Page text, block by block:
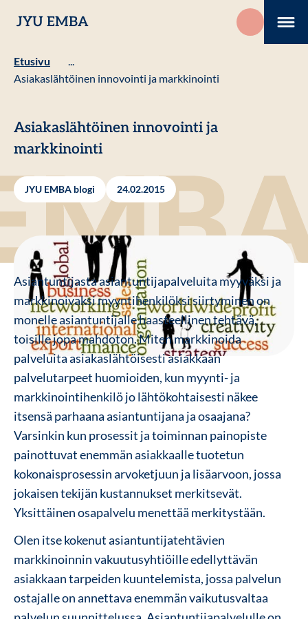
sisältöön
JYU EMBA
Etusivu
...
Asiakaslähtöinen innovointi ja markkinointi
Asiakaslähtöinen innovointi ja
markkinointi
JYU EMBA blogi 24.02.2015
Asiantuntijasta asiantuntijapalveluita myyväksi ja
markkinoivaksi myyntihenkilöksi siirtyminen on
monelle asiantuntijalle haasteellinen tehtävä,
toisille jopa mahdoton. Miten markkinoida
palveluita asiakaslähtöisesti asiakkaan
palvelutarpeet huomioiden, kun myynti- ja
markkinointihenkilö jo lähtökohtaisesti näkee
itsensä parhaana asiantuntijana ja osaajana?
Varsinkin kun prosessit ja toiminnan painopiste
painottuvat enemmän asiakkaalle tuotetun
kokonaisprosessin arvoketjuun ja lisäarvoon, jossa
jokaisen tekijän kustannukset merkitsevät.
Yksittäinen osapalvelu menettää merkitystään.
Olen itse kokenut asiantuntijatehtävien
markkinoinnin vakuutusyhtiöille edellyttävän
asiakkaan tarpeiden kuuntelemista, jossa palvelun
ostajalle on annettava enemmän vaikutusvaltaa